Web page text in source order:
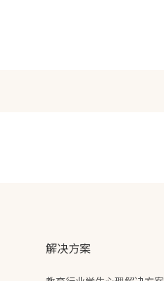
解决方案